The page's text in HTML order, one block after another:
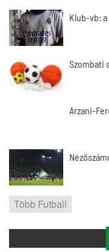
Klub-vb:
Szombati
Arzani-
Több Futball